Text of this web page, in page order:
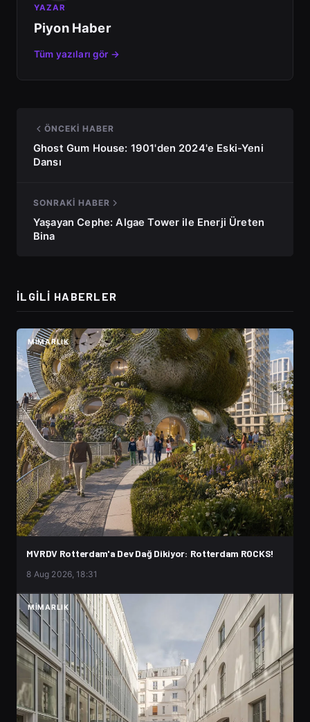
YAZAR
Piyon Haber
Tüm yazıları gör →
ÖNCEKI HABER
Ghost Gum House: 1901'den 2024'e Eski-Yeni
Dansı
SONRAKI HABER
Yaşayan Cephe: Algae Tower ile Enerji Üreten
Bina
İLGILI HABERLER
MIMARLIK
MVRDV Rotterdam'a Dev Dağ Dikiyor: Rotterdam ROCKS!
8 Aug 2026, 18:31
MIMARLIK